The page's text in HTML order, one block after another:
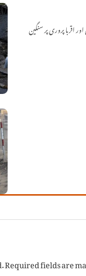
اقربا پروری پر سنگین
Required fields are